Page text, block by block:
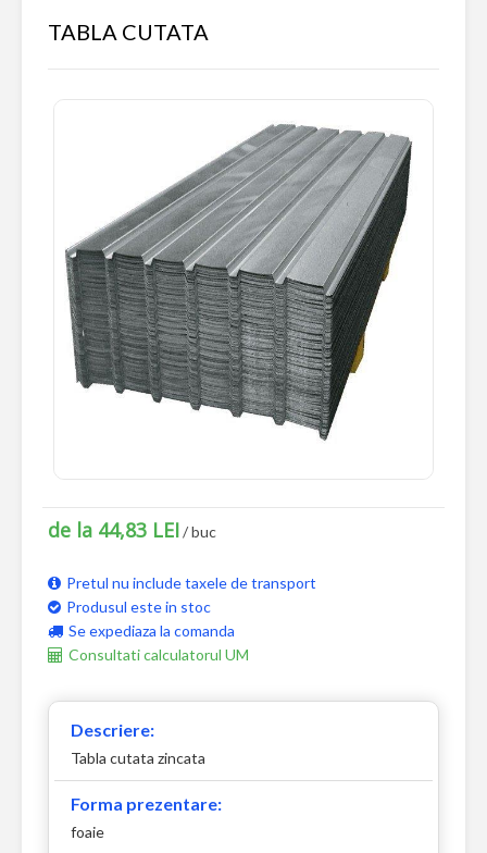
TABLA CUTATA
de la 44,83 LEI/ buc
Pretul nu include taxele de transport
Produsul este in stoc
Se expediaza la comanda
Consultati calculatorul UM
Descriere:
Tabla cutata zincata
Forma prezentare:
foaie